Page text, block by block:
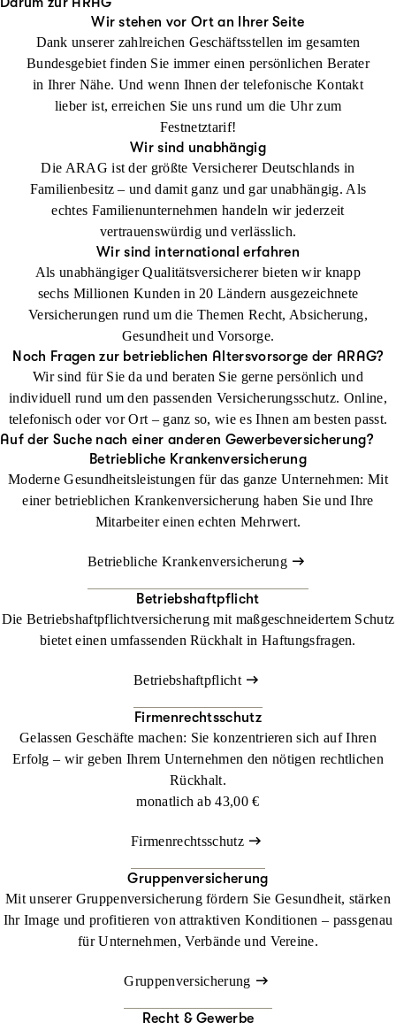
Wir stehen vor Ort an Ihrer Seite
Dank unserer zahlreichen Geschäftsstellen im gesamten
Bundesgebiet finden Sie immer einen persönlichen Berater
in Ihrer Nähe. Und wenn Ihnen der telefonische Kontakt
lieber ist, erreichen Sie uns rund um die Uhr zum
Festnetztarif!
Wir sind unabhängig
Die ARAG ist der größte Versicherer Deutschlands in
Familienbesitz – und damit ganz und gar unabhängig. Als
echtes Familienunternehmen handeln wir jederzeit
vertrauenswürdig und verlässlich.
Wir sind international erfahren
Als unabhängiger Qualitätsversicherer bieten wir knapp
sechs Millionen Kunden in 20 Ländern ausgezeichnete
Versicherungen rund um die Themen Recht, Absicherung,
Gesundheit und Vorsorge.
Noch Fragen zur betrieblichen Altersvorsorge der ARAG?
Wir sind für Sie da und beraten Sie gerne persönlich und
individuell rund um den passenden Versicherungsschutz. Online,
telefonisch oder vor Ort – ganz so, wie es Ihnen am besten passt.
Auf der Suche nach einer anderen Gewerbeversicherung?
Betriebliche Krankenversicherung
Moderne Gesundheitsleistungen für das ganze Unternehmen: Mit
einer betrieblichen Krankenversicherung haben Sie und Ihre
Mitarbeiter einen echten Mehrwert.
Betriebliche Krankenversicherung
Betriebshaftpflicht
Die Betriebshaftpflichtversicherung mit maßgeschneidertem Schutz
bietet einen umfassenden Rückhalt in Haftungsfragen.
Betriebshaftpflicht
Firmenrechtsschutz
Gelassen Geschäfte machen: Sie konzentrieren sich auf Ihren
Erfolg – wir geben Ihrem Unternehmen den nötigen rechtlichen
Rückhalt.
monatlich ab 43,00 €
Firmenrechtsschutz
Gruppenversicherung
Mit unserer Gruppenversicherung fördern Sie Gesundheit, stärken
Ihr Image und profitieren von attraktiven Konditionen – passgenau
für Unternehmen, Verbände und Vereine.
Gruppenversicherung
Recht & Gewerbe